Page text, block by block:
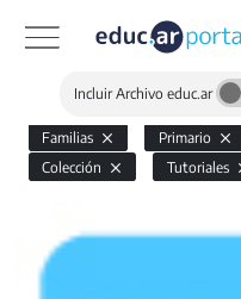
Incluir Archivo educ.ar
Familias Primario
Colección
Tutoriales